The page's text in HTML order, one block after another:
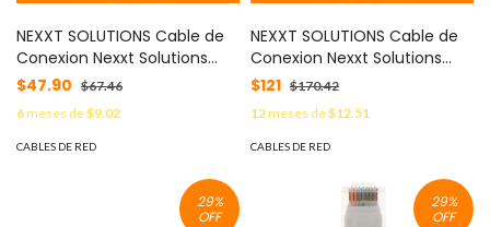
NEXXT SOLUTIONS Cable de
Conexion Nexxt Solutions
UTP Cat6 30 cm CM Type
Azul MOD: AB361NXT35
$47.90 $67.46
6meses de$9.02
CABLES DE RED
NEXXT SOLUTIONS Cable de
Conexion Nexxt Solutions
S/FTP Cat6A 90 cm LSZH Azul
MOD: AB362NXT02
$121 $170.42
12meses de$12.51
CABLES DE RED
29%
OFF
29%
OFF